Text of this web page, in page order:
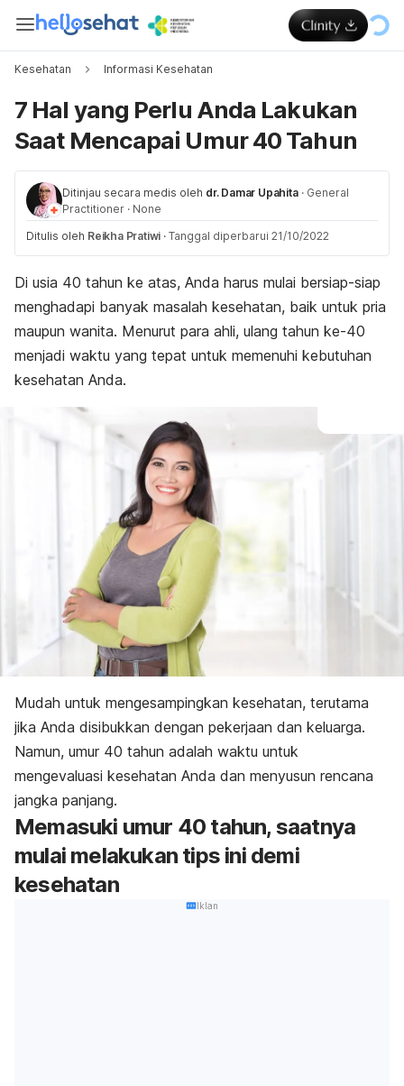
Kesehatan Informasi Kesehatan
7 Hal yang Perlu Anda Lakukan
Saat Mencapai Umur 40 Tahun
Ditinjau secara medis oleh dr. Damar Upahita · General
Practitioner · None
Ditulis oleh Reikha Pratiwi · Tanggal diperbarui 21/10/2022
Di usia 40 tahun ke atas, Anda harus mulai bersiap-siap
menghadapi banyak masalah kesehatan, baik untuk pria
maupun wanita. Menurut para ahli, ulang tahun ke-40
menjadi waktu yang tepat untuk memenuhi kebutuhan
kesehatan Anda.
Mudah untuk mengesampingkan kesehatan, terutama
jika Anda disibukkan dengan pekerjaan dan keluarga.
Namun, umur 40 tahun adalah waktu untuk
mengevaluasi kesehatan Anda dan menyusun rencana
jangka panjang.
Memasuki umur 40 tahun, saatnya
mulai melakukan tips ini demi
kesehatan
Iklan